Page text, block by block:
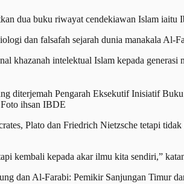
dua buku riwayat cendekiawan Islam iaitu
dan falsafah sejarah dunia manakala Al-
khazanah intelektual Islam kepada generasi
diterjemah Pengarah Eksekutif Inisiatif
ihsan IBDE
Plato dan Friedrich Nietzsche tetapi
kembali kepada akar ilmu kita sendiri,”
dan Al-Farabi: Pemikir Sanjungan Timur